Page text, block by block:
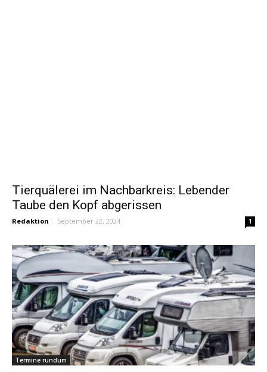
Tierquälerei im Nachbarkreis: Lebender
Taube den Kopf abgerissen
Redaktion - September 22, 2024 1
Termine rundum